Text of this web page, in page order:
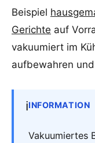
Beispiel
Gerichte auf
vakuumiert im
aufbewahren
ℹ️INFORMATION
Vakuumiertes